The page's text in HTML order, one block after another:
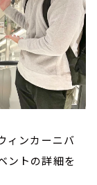
ィンカーニバ
ントの詳細を